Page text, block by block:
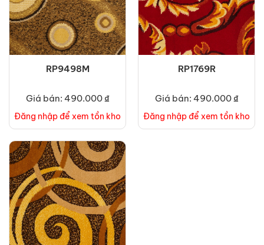
RP9498M
Giá bán: 490.000 ₫
Đăng nhập để xem tồn kho
RP1769R
Giá bán: 490.000 ₫
Đăng nhập để xem tồn kho